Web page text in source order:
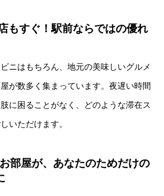
もすぐ！駅前ならではの優れ
ニはもちろん、地元の美味しいグルメ
が数多く集まっています。夜遅い時間
に困ることがなく、どのような滞在ス
いただけます。
部屋が、あなたのためだけの